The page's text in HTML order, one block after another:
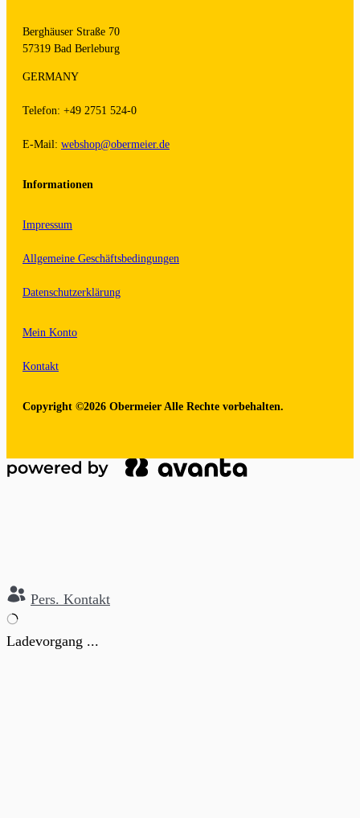
Berghäuser Straße 70
57319 Bad Berleburg
GERMANY
Telefon: +49 2751 524-0
E-Mail: webshop@obermeier.de
Informationen
Impressum
Allgemeine Geschäftsbedingungen
Datenschutzerklärung
Mein Konto
Kontakt
Copyright ©2026 Obermeier Alle Rechte vorbehalten.
Pers. Kontakt
Ladevorgang ...